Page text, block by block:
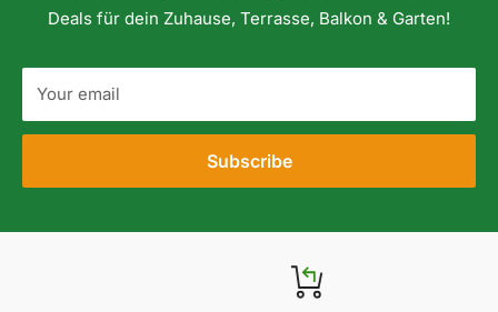
Deals für dein Zuhause, Terrasse, Balkon & Garten!
Your email
Subscribe